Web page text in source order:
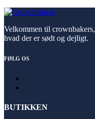
Velkommen til
hvad der er sødt og dejligt.
FØLG OS
BUTIKKEN